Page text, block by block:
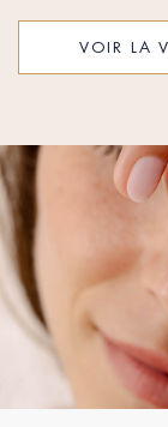
VOIR LA